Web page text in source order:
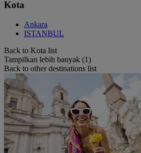
Kota
Ankara
ISTANBUL
Back to Kota list
Tampilkan lebih banyak (1)
Back to other destinations list